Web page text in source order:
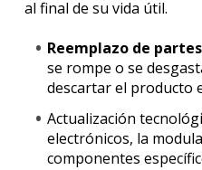
al final de su vida útil.
Reemplazo de
se rompe o se
descartar el producto
Actualización
electrónicos, la
componentes